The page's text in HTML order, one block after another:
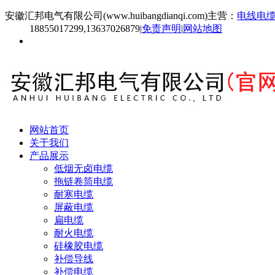
安徽汇邦电气有限公司(www.huibangdianqi.com)主营： 电线电
18855017299,13637026879|免责声明|网站地图
网站首页
关于我们
产品展示
低烟无卤电缆
拖链卷筒电缆
耐寒电缆
屏蔽电缆
扁电缆
耐火电缆
硅橡胶电缆
补偿导线
补偿电缆